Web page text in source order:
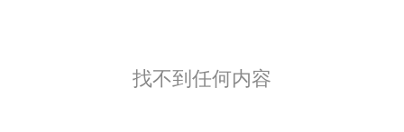
找不到任何内容